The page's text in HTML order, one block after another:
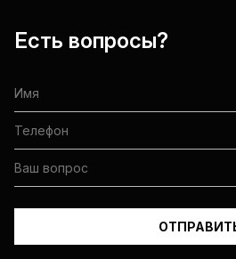
Есть вопросы?